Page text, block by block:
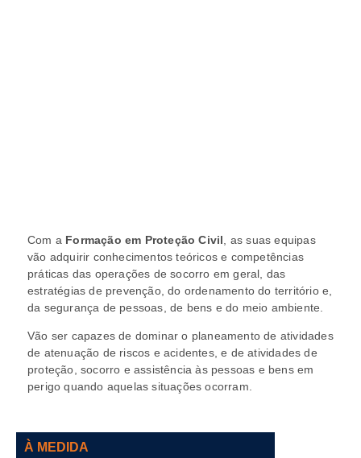
Com a Formação em Proteção Civil , as suas equipas
vão adquirir conhecimentos teóricos e competências
práticas das operações de socorro em geral, das
estratégias de prevenção, do ordenamento do território e,
da segurança de pessoas, de bens e do meio ambiente.
Vão ser capazes de dominar o planeamento de atividades
de atenuação de riscos e acidentes, e de atividades de
proteção, socorro e assistência às pessoas e bens em
perigo quando aquelas situações ocorram.
À MEDIDA